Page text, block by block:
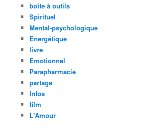
boîte à outils
Spirituel
Mental-psychologique
Energétique
livre
Emotionnel
Parapharmacie
partage
Infos
film
L'Amour